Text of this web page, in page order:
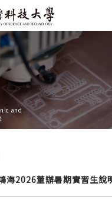
and
海2026董辦暑期實習生說